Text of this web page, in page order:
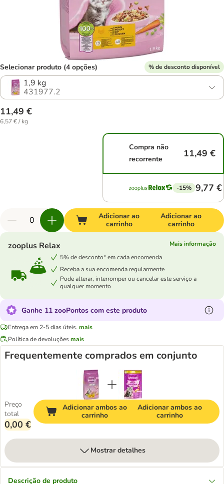
Selecionar produto (4 opções) % de desconto disponível
1,9 kg
431977.2
11,49 €
6,57 € / kg
Compra não
recorrente
11,49 €
-15% 9,77 €
Adicionar ao
carrinho
Adicionar ao
carrinho
zooplus Relax
Mais informação
5% de desconto* em cada encomenda
Receba a sua encomenda regularmente
Pode alterar, interromper ou cancelar este serviço a
qualquer momento
Ganhe 11 zooPontos com este produto
Entrega em 2-5 dias úteis. mais
Política de devoluçõesmais
Frequentemente comprados em conjunto
Preço
total
0,00 €
Adicionar ambos ao
carrinho
Adicionar ambos ao
carrinho
Mostrar detalhes
Descrição de produto